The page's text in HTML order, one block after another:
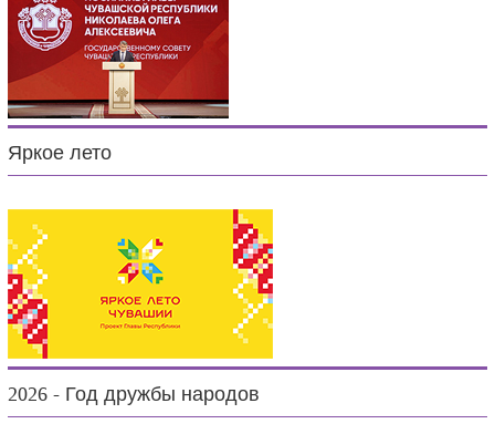
Яркое лето
2026 - Год дружбы народов